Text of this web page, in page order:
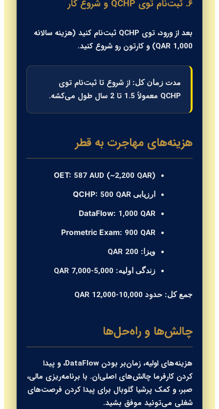
۶. ثبت‌نام توی QCHP و شروع کار
بعد از ورود، توی QCHP ثبت‌نام کنید (هزینه سالانه
1,000 QAR) و کارتون رو شروع کنید.
مدت زمان کل: از شروع تا ثبت‌نام توی
QCHP معمولاً 1.5 تا 2 سال طول می‌کشه.
هزینه‌های مهاجرت به قطر
OET: 587 AUD (~2,200 QAR)
ارزیابی QCHP:500 QAR
DataFlow: 1,000 QAR
Prometric Exam: 900 QAR
ویزا: 200 QAR
زندگی اولیه: 5,000-7,000 QAR
جمع کل: حدود 10,000-12,000 QAR
چالش‌ها و راه‌حل‌ها
هزینه‌های اولیه، زمان‌بر بودن DataFlow، و پیدا
کردن کارفرما چالش‌های اصلی‌ان. با برنامه‌ریزی مالی،
صبر، و کمک پرشیا گلوبال برای پیدا کردن فرصت‌های
شغلی می‌تونید موفق بشید.